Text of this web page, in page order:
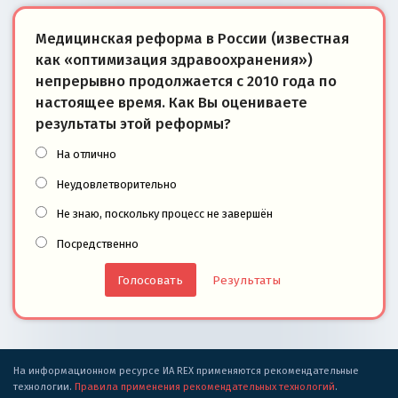
Медицинская реформа в России (известная
как «оптимизация здравоохранения»)
непрерывно продолжается с 2010 года по
настоящее время. Как Вы оцениваете
результаты этой реформы?
На отлично
Неудовлетворительно
Не знаю, поскольку процесс не завершён
Посредственно
Результаты
На информационном ресурсе ИА REX применяются рекомендательные
технологии. Правила применения рекомендательных технологий.